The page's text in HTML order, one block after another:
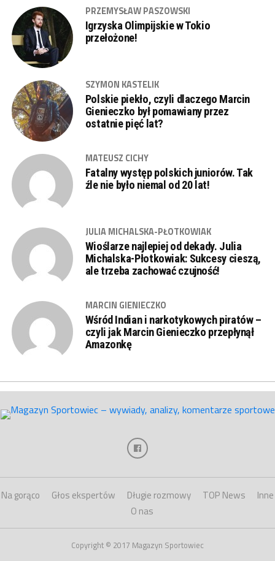
PRZEMYSŁAW PASZOWSKI
Igrzyska Olimpijskie w Tokio
przełożone!
SZYMON KASTELIK
Polskie piekło, czyli dlaczego Marcin
Gienieczko był pomawiany przez
ostatnie pięć lat?
MATEUSZ CICHY
Fatalny występ polskich juniorów. Tak
źle nie było niemal od 20 lat!
JULIA MICHALSKA-PŁOTKOWIAK
Wioślarze najlepiej od dekady. Julia
Michalska-Płotkowiak: Sukcesy cieszą,
ale trzeba zachować czujność!
MARCIN GIENIECZKO
Wśród Indian i narkotykowych piratów –
czyli jak Marcin Gienieczko przepłynął
Amazonkę
Na gorąco Głos ekspertów Długie rozmowy TOP News
Inne
O nas
Copyright © 2017 Magazyn Sportowiec